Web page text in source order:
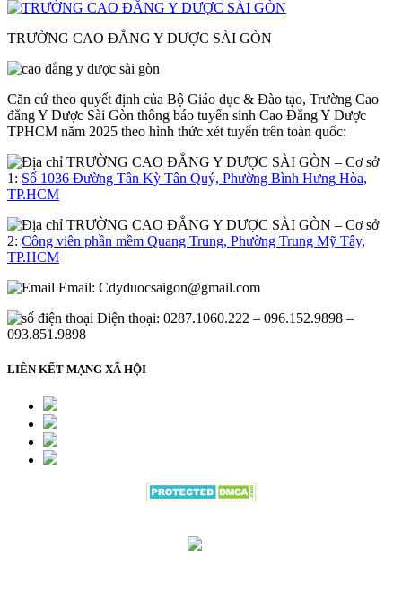
TRƯỜNG CAO ĐẲNG Y DƯỢC SÀI GÒN
Căn cứ theo quyết định của Bộ Giáo dục & Đào tạo, Trường Cao
đẳng Y Dược Sài Gòn thông báo tuyển sinh Cao Đẳng Y Dược
TPHCM năm 2025 theo hình thức xét tuyển trên toàn quốc:
– Cơ sở
1: Số 1036 Đường Tân Kỳ Tân Quý, Phường Bình Hưng Hòa,
TP.HCM
– Cơ sở
2: Công viên phần mềm Quang Trung, Phường Trung Mỹ Tây,
TP.HCM
Email: Cdyduocsaigon@gmail.com
Điện thoại: 0287.1060.222 – 096.152.9898 –
093.851.9898
LIÊN KẾT MẠNG XÃ HỘI